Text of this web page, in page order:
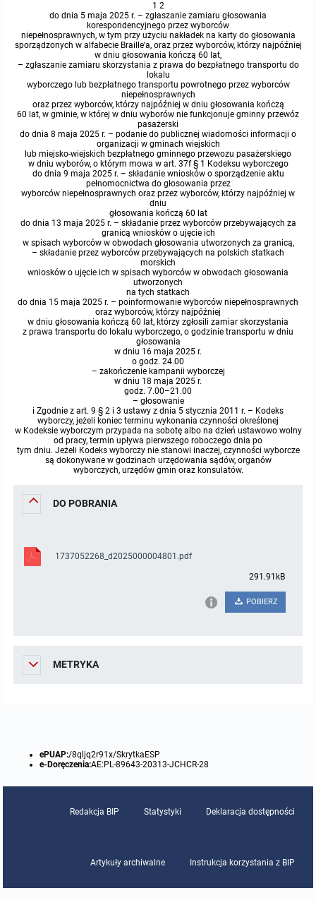
1 2
do dnia 5 maja 2025 r. – zgłaszanie zamiaru głosowania
korespondencyjnego przez wyborców
niepełnosprawnych, w tym przy użyciu nakładek na karty do głosowania
sporządzonych w alfabecie Braille’a, oraz przez wyborców, którzy najpóźniej
w dniu głosowania kończą 60 lat,
– zgłaszanie zamiaru skorzystania z prawa do bezpłatnego transportu do
lokalu
wyborczego lub bezpłatnego transportu powrotnego przez wyborców
niepełnosprawnych
oraz przez wyborców, którzy najpóźniej w dniu głosowania kończą
60 lat, w gminie, w której w dniu wyborów nie funkcjonuje gminny przewóz
pasażerski
do dnia 8 maja 2025 r. – podanie do publicznej wiadomości informacji o
organizacji w gminach wiejskich
lub miejsko-wiejskich bezpłatnego gminnego przewozu pasażerskiego
w dniu wyborów, o którym mowa w art. 37f § 1 Kodeksu wyborczego
do dnia 9 maja 2025 r. – składanie wniosków o sporządzenie aktu
pełnomocnictwa do głosowania przez
wyborców niepełnosprawnych oraz przez wyborców, którzy najpóźniej w
dniu
głosowania kończą 60 lat
do dnia 13 maja 2025 r. – składanie przez wyborców przebywających za
granicą wniosków o ujęcie ich
w spisach wyborców w obwodach głosowania utworzonych za granicą,
– składanie przez wyborców przebywających na polskich statkach
morskich
wniosków o ujęcie ich w spisach wyborców w obwodach głosowania
utworzonych
na tych statkach
do dnia 15 maja 2025 r. – poinformowanie wyborców niepełnosprawnych
oraz wyborców, którzy najpóźniej
w dniu głosowania kończą 60 lat, którzy zgłosili zamiar skorzystania
z prawa transportu do lokalu wyborczego, o godzinie transportu w dniu
głosowania
w dniu 16 maja 2025 r.
o godz. 24.00
– zakończenie kampanii wyborczej
w dniu 18 maja 2025 r.
godz. 7.00–21.00
– głosowanie
i Zgodnie z art. 9 § 2 i 3 ustawy z dnia 5 stycznia 2011 r. – Kodeks
wyborczy, jeżeli koniec terminu wykonania czynności określonej
w Kodeksie wyborczym przypada na sobotę albo na dzień ustawowo wolny
od pracy, termin upływa pierwszego roboczego dnia po
tym dniu. Jeżeli Kodeks wyborczy nie stanowi inaczej, czynności wyborcze
są dokonywane w godzinach urzędowania sądów, organów
wyborczych, urzędów gmin oraz konsulatów.
DO POBRANIA
1737052268_d2025000004801.pdf
291.91kB
POBIERZ
METRYKA
ePUAP:/8qljq2r91x/SkrytkaESP
e-Doręczenia:AE:PL-89643-20313-JCHCR-28
Redakcja BIP Statystyki Deklaracja dostępności
Artykuły archiwalne Instrukcja korzystania z BIP